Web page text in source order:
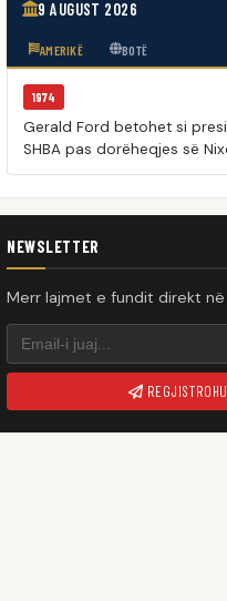
9 AUGUST 2026
AMERIKË BOTË
1974
Gerald Ford betohet si
SHBA pas dorëheqjes së
NEWSLETTER
Merr lajmet e fundit direkt
REGJISTROHU